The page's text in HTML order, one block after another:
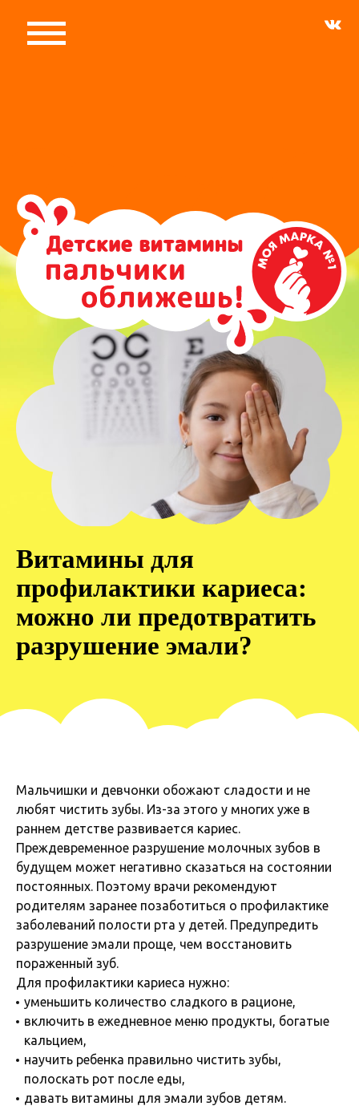
Витамины для
профилактики кариеса:
можно ли предотвратить
разрушение эмали?
Мальчишки и девчонки обожают сладости и не
любят чистить зубы. Из-за этого у многих уже в
раннем детстве развивается кариес.
Преждевременное разрушение молочных зубов в
будущем может негативно сказаться на состоянии
постоянных. Поэтому врачи рекомендуют
родителям заранее позаботиться о профилактике
заболеваний полости рта у детей. Предупредить
разрушение эмали проще, чем восстановить
пораженный зуб.
Для профилактики кариеса нужно:
уменьшить количество сладкого в рационе,
включить в ежедневное меню продукты, богатые
кальцием,
научить ребенка правильно чистить зубы,
полоскать рот после еды,
давать витамины для эмали зубов детям.